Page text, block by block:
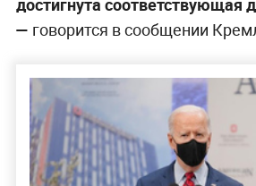
достигнута соответствующая
— говорится в сообщении